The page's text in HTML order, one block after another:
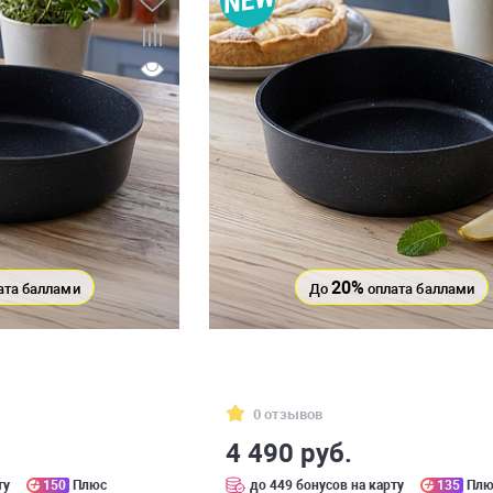
баллами
150 Плюс
До 20% оплата баллами
0 отзывов
4 490 руб.
до 449 бонусов на карту 135